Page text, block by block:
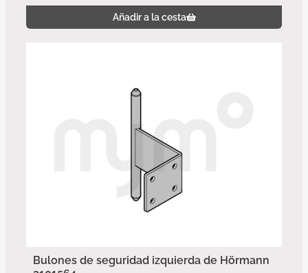
Añadir a la cesta
Bulones de seguridad izquierda de Hörmann